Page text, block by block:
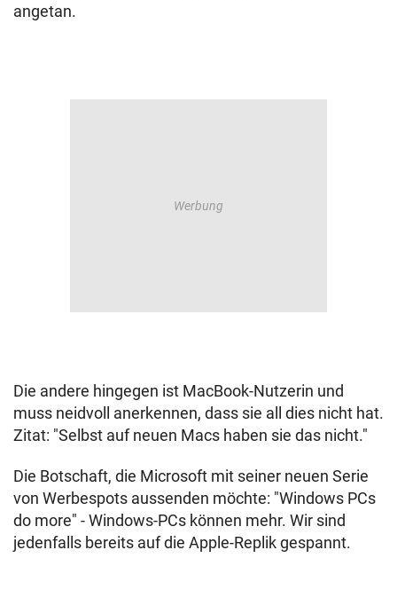
angetan.
Die andere hingegen ist MacBook-Nutzerin und
muss neidvoll anerkennen, dass sie all dies nicht hat.
Zitat: "Selbst auf neuen Macs haben sie das nicht."
Die Botschaft, die Microsoft mit seiner neuen Serie
von Werbespots aussenden möchte: "Windows PCs
do more" - Windows-PCs können mehr. Wir sind
jedenfalls bereits auf die Apple-Replik gespannt.